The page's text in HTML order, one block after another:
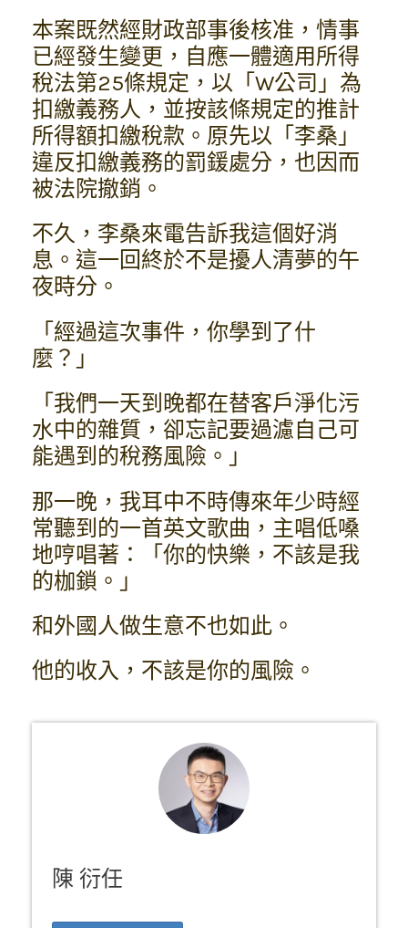
本案既然經財政部事後核准，情事
已經發生變更，自應一體適用所得
稅法第25條規定，以「W公司」為
扣繳義務人，並按該條規定的推計
所得額扣繳稅款。原先以「李桑」
違反扣繳義務的罰鍰處分，也因而
被法院撤銷。
不久，李桑來電告訴我這個好消
息。這一回終於不是擾人清夢的午
夜時分。
「經過這次事件，你學到了什
麼？」
「我們一天到晚都在替客戶淨化污
水中的雜質，卻忘記要過濾自己可
能遇到的稅務風險。」
那一晚，我耳中不時傳來年少時經
常聽到的一首英文歌曲，主唱低嗓
地哼唱著：「你的快樂，不該是我
的枷鎖。」
和外國人做生意不也如此。
他的收入，不該是你的風險。
陳 衍任